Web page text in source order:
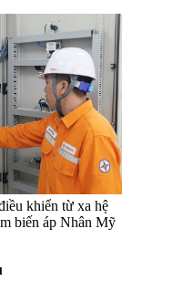
khiển từ xa hệ
biến áp Nhân Mỹ